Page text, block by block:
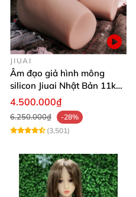
JIUAI
Âm đạo giả hình mông
silicon Jiuai Nhật Bản 11kg
kích cỡ thật
4.500.000₫
6.250.000₫
-28%
(3,501)